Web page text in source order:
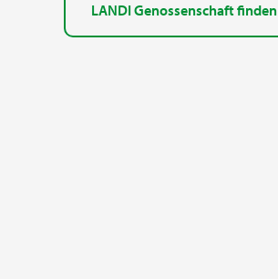
LANDI Genossenschaft finden